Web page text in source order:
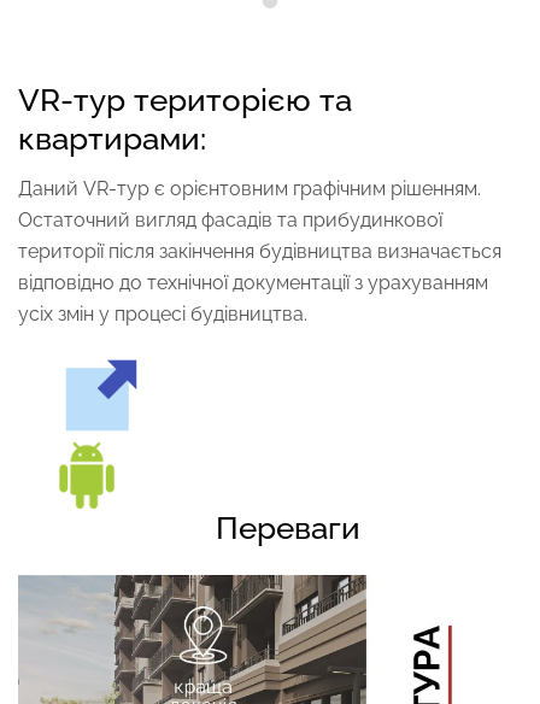
VR-тур територією та
квартирами:
Даний VR-тур є орієнтовним графічним рішенням.
Остаточний вигляд фасадів та прибудинкової
території після закінчення будівництва визначається
відповідно до технічної документації з урахуванням
усіх змін у процесі будівництва.
Переваги